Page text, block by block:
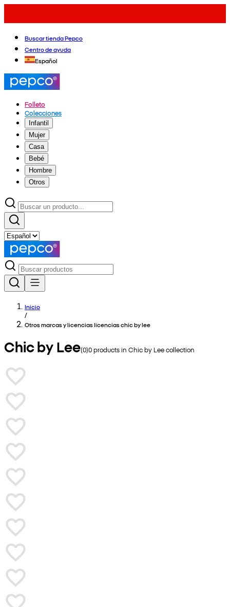
Buscar tienda Pepco
Centro de ayuda
Español
Folleto
Colecciones
Infantil
Mujer
Casa
Bebé
Hombre
Otros
Inicio
/
Otros marcas y licencias licencias chic by lee
Chic by Lee(0)0products in Chic by Leecollection